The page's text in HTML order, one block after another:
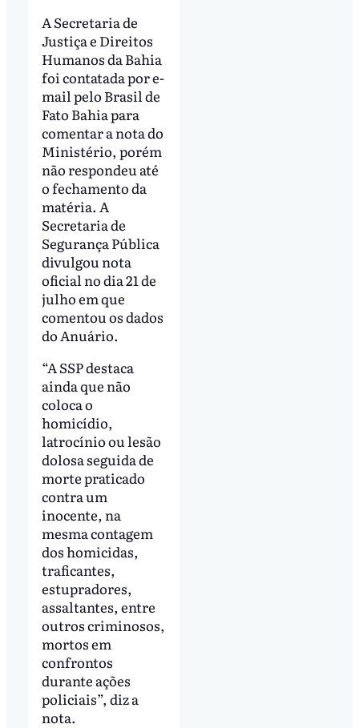
A Secretaria de
Justiça e Direitos
Humanos da Bahia
foi contatada por e-
mail pelo Brasil de
Fato Bahia para
comentar a nota do
Ministério, porém
não respondeu até
o fechamento da
matéria. A
Secretaria de
Segurança Pública
divulgou nota
oficial no dia 21 de
julho em que
comentou os dados
do Anuário.
“A SSP destaca
ainda que não
coloca o
homicídio,
latrocínio ou lesão
dolosa seguida de
morte praticado
contra um
inocente, na
mesma contagem
dos homicidas,
traficantes,
estupradores,
assaltantes, entre
outros criminosos,
mortos em
confrontos
durante ações
policiais”, diz a
nota.